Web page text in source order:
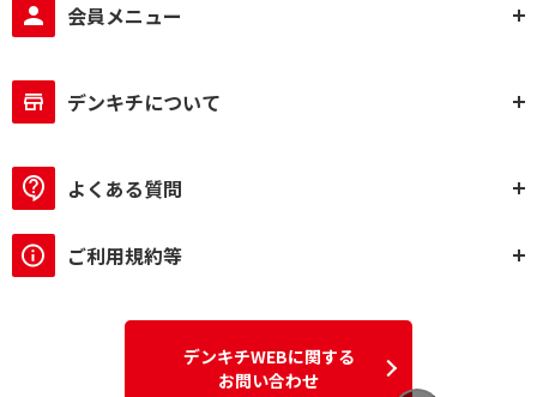
会員メニュー
デンキチについて
よくある質問
ご利用規約等
デンキチWEBに関する
お問い合わせ